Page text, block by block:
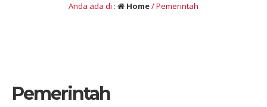
Anda ada di : Home/Pemerintah
Pemerintah